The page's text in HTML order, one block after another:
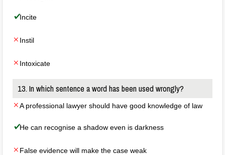
Incite
Instil
Intoxicate
13. In which sentence a word has been used wrongly?
A professional lawyer should have good knowledge of law
He can recognise a shadow even is darkness
False evidence will make the case weak